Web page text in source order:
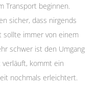
Transport beginnen.
sicher, dass nirgends
sollte immer von einem
schwer ist den Umgang
kommt ein
nochmals erleichtert.